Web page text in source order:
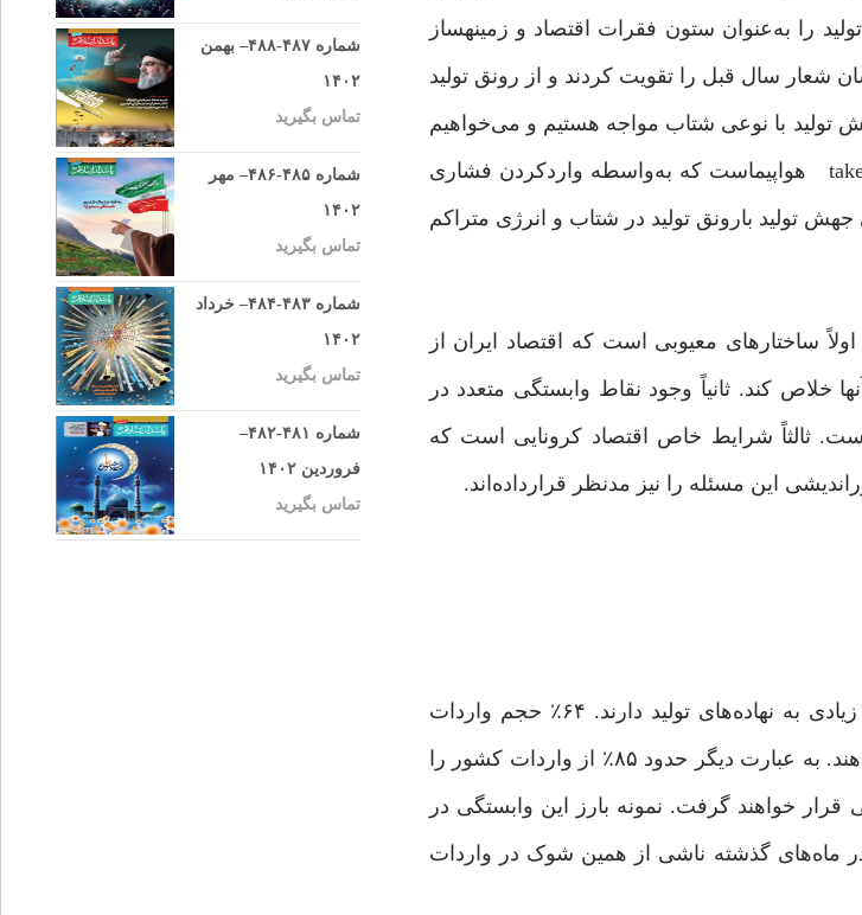
را به‌عنوان ستون فقرات اقتصاد و زمینهساز
شعار سال قبل را تقویت کردند و از رونق تولید
تولید با نوعی شتاب مواجه هستیم و می‌خواهیم
به کمک یک انرژی متراکم، یک تغییر وضعیت اساسی ایجاد کنیم. بهترین مثالtake off هواپیماست که به‌واسطه واردکردن فشاری
تولید بارونق تولید در شتاب و انرژی متراکم
ساختارهای معیوبی است که اقتصاد ایران از
خلاص کند. ثانیاً وجود نقاط وابستگی متعدد در
ثالثاً شرایط خاص اقتصاد کرونایی است که
این مسئله را نیز مدنظر قرارداده‌اند.
نگاهی به ترکیب واردات کشور نشان می‌دهد که بخش‌های تولیدی ما وابستگی زیادی به نهاده‌های تولید دارند. ۶۴٪ حجم واردات
کشور را مواد اولیه، ٢٠٪ کالای سرمایه‌ای و ١۶٪ را کالاهای مصرفی تشکیل می‌دهند. به عبارت دیگر حدود ٨۵٪ از واردات کشور را
خواهند گرفت. نمونه بارز این وابستگی در
ماه‌های گذشته ناشی از همین شوک در واردات
شماره ۴۸۷-۴۸۸– بهمن
۱۴۰۲
تماس بگیرید
شماره ۴۸۵-۴۸۶– مهر
۱۴۰۲
تماس بگیرید
شماره ۴۸۳-۴۸۴– خرداد
۱۴۰۲
تماس بگیرید
شماره ۴۸۱-۴۸۲–
فروردین ۱۴۰۲
تماس بگیرید